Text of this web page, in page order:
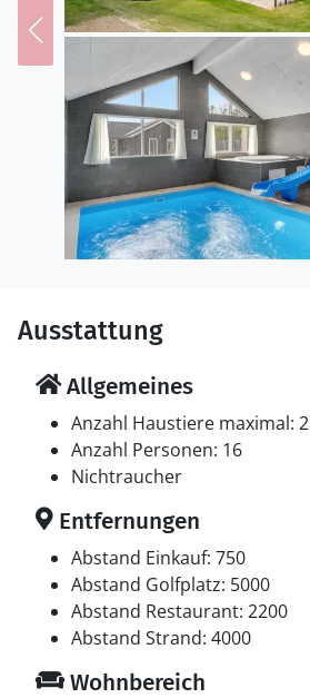
Ausstattung
Allgemeines
Anzahl Haustiere maximal: 2
Anzahl Personen: 16
Nichtraucher
Entfernungen
Abstand Einkauf: 750
Abstand Golfplatz: 5000
Abstand Restaurant: 2200
Abstand Strand: 4000
Wohnbereich